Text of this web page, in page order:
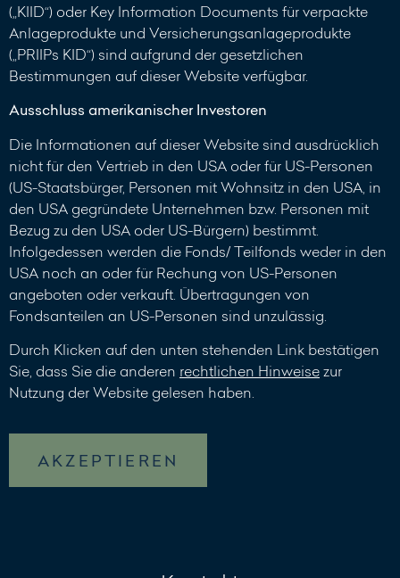
(„KIID“) oder Key Information Documents für verpackte
Anlageprodukte und Versicherungsanlageprodukte
(„PRIIPs KID“) sind aufgrund der gesetzlichen
Bestimmungen auf dieser Website verfügbar.
Ausschluss amerikanischer Investoren
Die Informationen auf dieser Website sind ausdrücklich
nicht für den Vertrieb in den USA oder für US-Personen
(US-Staatsbürger, Personen mit Wohnsitz in den USA, in
den USA gegründete Unternehmen bzw. Personen mit
Bezug zu den USA oder US-Bürgern) bestimmt.
Infolgedessen werden die Fonds/ Teilfonds weder in den
USA noch an oder für Rechung von US-Personen
angeboten oder verkauft. Übertragungen von
Fondsanteilen an US-Personen sind unzulässig.
Durch Klicken auf den unten stehenden Link bestätigen
Sie, dass Sie die anderen rechtlichen Hinweisezur
Nutzung der Website gelesen haben.
AKZEPTIEREN